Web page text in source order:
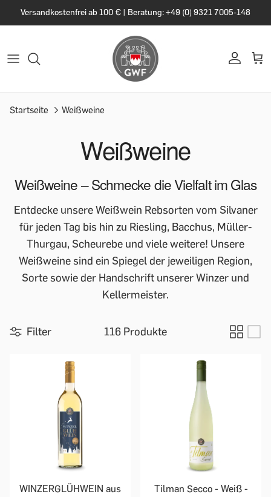
Versandkostenfrei ab 100 € | Beratung: +49 (0) 9321 7005-148
Startseite Weißweine
Weißweine
Weißweine – Schmecke die Vielfalt im Glas
Entdecke unsere Weißwein Rebsorten vom Silvaner
für jeden Tag bis hin zu Riesling, Bacchus, Müller-
Thurgau, Scheurebe und viele weitere! Unsere
Weißweine sind ein Spiegel der jeweiligen Region,
Sorte sowie der Handschrift unserer Winzer und
Kellermeister.
Filter 116 Produkte
WINZERGLÜHWEIN aus
Tilman Secco - Weiß -